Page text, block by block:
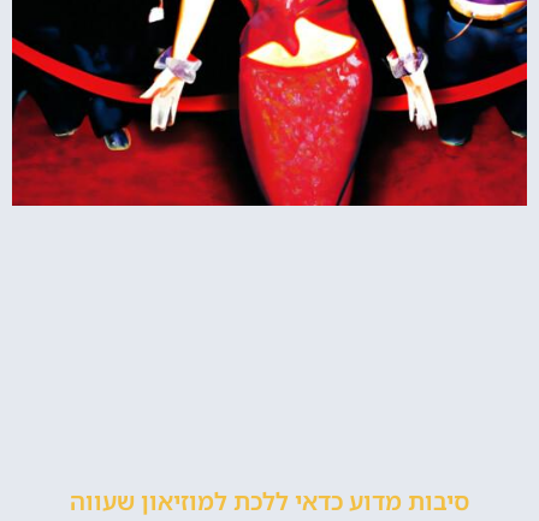
סיבות מדוע כדאי ללכת למוזיאון שעווה